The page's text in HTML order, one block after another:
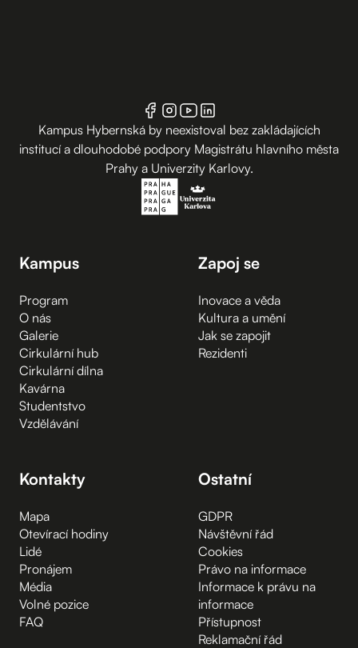
Kampus Hybernská by neexistoval bez zakládajících
institucí a dlouhodobé podpory Magistrátu hlavního města
Prahy a Univerzity Karlovy.
Kampus
Program
O nás
Galerie
Cirkulární hub
Cirkulární dílna
Kavárna
Studentstvo
Vzdělávání
Zapoj se
Inovace a věda
Kultura a umění
Jak se zapojit
Rezidenti
Kontakty
Mapa
Otevírací hodiny
Lidé
Pronájem
Média
Volné pozice
FAQ
Ostatní
GDPR
Návštěvní řád
Cookies
Právo na informace
Informace k právu na
informace
Přístupnost
Reklamační řád